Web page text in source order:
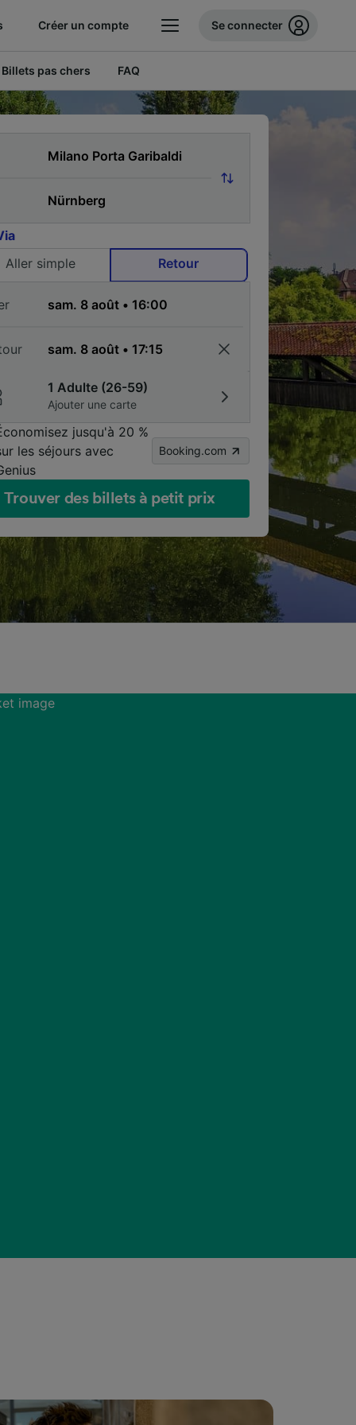
Créer un compte Se connecter
Billets pas chers FAQ
Aller simple
Retour
1 Adulte (26-59)
Ajouter une carte
jusqu'à 20 %
les séjours avec
Booking.com
Trouver des billets à petit prix